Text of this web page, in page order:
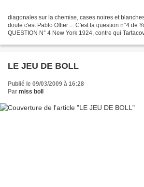
diagonales sur la chemise, cases noires et
doute c'est Pablo Ollier ... C'est la question n°4 de
QUESTION N° 4 New York 1924, contre qui
LE JEU DE BOLL
Publié le 09/03/2009 à 16:28
Par miss boll